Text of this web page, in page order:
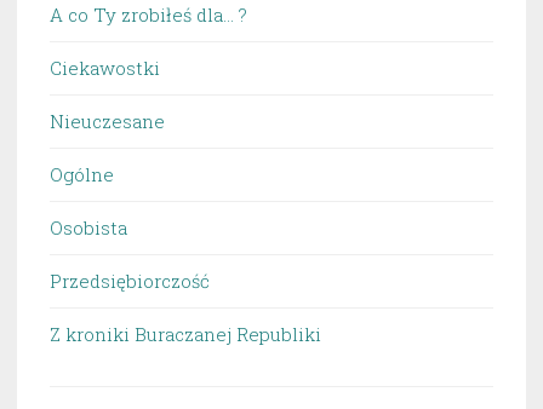
A co Ty zrobiłeś dla… ?
Ciekawostki
Nieuczesane
Ogólne
Osobista
Przedsiębiorczość
Z kroniki Buraczanej Republiki